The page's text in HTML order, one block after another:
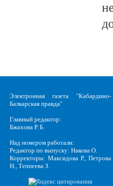
Электронная газета "Кабардино-
Балкарская правда"
Главный редактор:
Бжахова Р. Б.
Над номером работали:
Редактор по выпуску: Накова О.
Корректоры: Максидова Р., Петрова
Н., Теппеева З.